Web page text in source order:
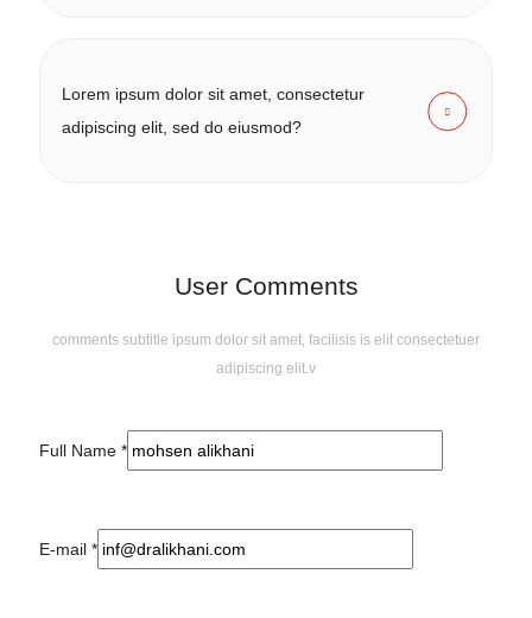
Lorem ipsum dolor sit amet, consectetur
adipiscing elit, sed do eiusmod?
User Comments
comments subtitle ipsum dolor sit amet, facilisis is elit consectetuer
adipiscing elit.v
Full Name *
E-mail *